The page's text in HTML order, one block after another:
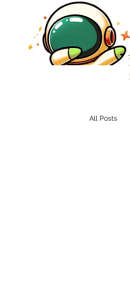
All Posts